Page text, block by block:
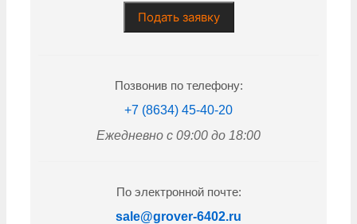
Подать заявку
Позвонив по телефону:
+7 (8634) 45-40-20
Ежедневно с 09:00 до 18:00
По электронной почте:
sale@grover-6402.ru